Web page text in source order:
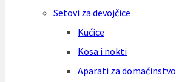
Setovi za devojčice
Kućice
Kosa i nokti
Aparati za domaćinstvo